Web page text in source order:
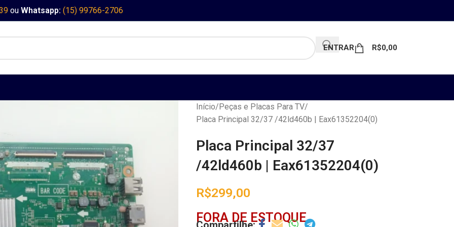
ou Whatsapp: (15) 99766-2706
ENTRAR R$0,00
Início Peças e Placas Para TV
Placa Principal 32/37 /42ld460b | Eax61352204(0)
Placa Principal 32/37
/42ld460b | Eax61352204(0)
R$299,00
FORA DE ESTOQUE